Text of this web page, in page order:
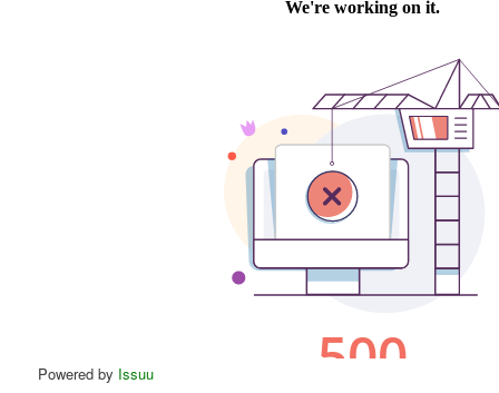
Powered by Issuu